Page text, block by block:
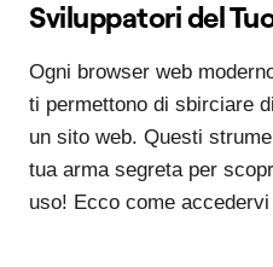
Sviluppatori del
Ogni browser web
ti permettono di sbirciare
un sito web. Questi
tua arma segreta per
uso! Ecco come